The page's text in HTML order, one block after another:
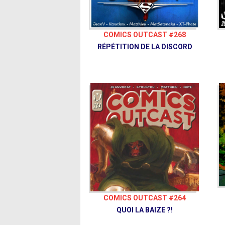
COMICS OUTCAST #268
RÉPÉTITION DE LA DISCORD
COMICS OUTCAST #264
QUOI LA BAIZE ?!